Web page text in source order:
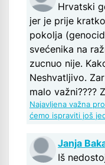
Hrvatski
jer je prije
pokolja
svećenika na
zucnuo nije.
Neshvatljivo.
malo važni????
Najavljena važna
ćemo ispraviti još
Janja
Iš